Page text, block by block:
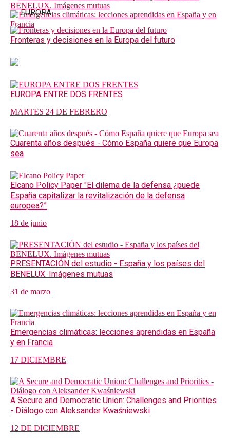
EUROPA
Fronteras y decisiones en la Europa del futuro
EUROPA ENTRE DOS FRENTES
MARTES 24 DE FEBRERO
Cuarenta años después - Cómo España quiere que Europa
sea
Elcano Policy Paper "El dilema de la defensa ¿puede
España capitalizar la revitalización de la defensa
europea?”
18 de junio
PRESENTACIÓN del estudio - España y los países del
BENELUX. Imágenes mutuas
31 de marzo
Emergencias climáticas: lecciones aprendidas en España
y en Francia
17 DICIEMBRE
A Secure and Democratic Union: Challenges and Priorities
- Diálogo con Aleksander Kwaśniewski
12 DE DICIEMBRE